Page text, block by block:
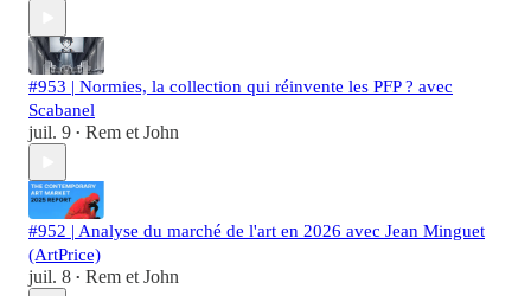
#953 | Normies, la collection qui réinvente les PFP ? avec
Scabanel
juil. 9 • Rem et John
#952 | Analyse du marché de l'art en 2026 avec Jean Minguet
(ArtPrice)
juil. 8 • Rem et John